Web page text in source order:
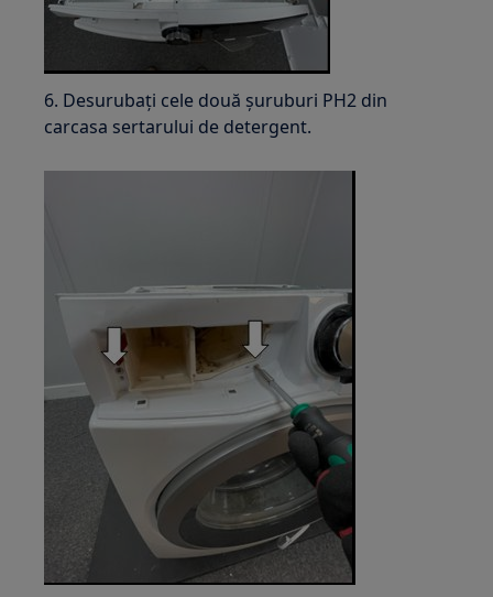
6. Desurubați cele două șuruburi PH2 din
carcasa sertarului de detergent.